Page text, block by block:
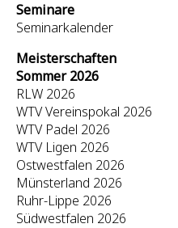
Seminare
Seminarkalender
Meisterschaften
Sommer 2026
RLW 2026
WTV Vereinspokal 2026
WTV Padel 2026
WTV Ligen 2026
Ostwestfalen 2026
Münsterland 2026
Ruhr-Lippe 2026
Südwestfalen 2026